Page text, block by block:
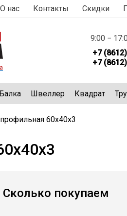
О нас Контакты Скидки
9:00 −
+7
+7
Балка Швеллер Квадрат
60х40х3
Сколько покупаем